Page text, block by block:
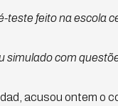
teste feito na escola
simulado com
acusou ontem o